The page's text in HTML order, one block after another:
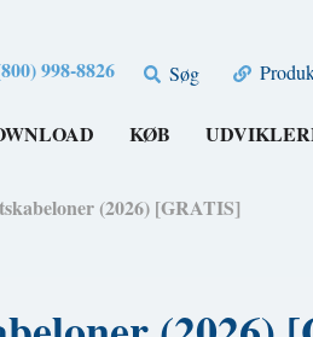
998-8826 Søg
KØB
(2026) [GRATIS]